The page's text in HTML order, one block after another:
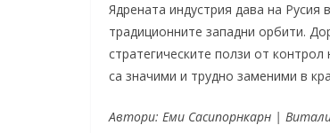
Ядрената индустрия дава на
традиционните западни орбити.
стратегическите ползи от
са значими и трудно заменими в
Автори: Еми Сасипорнкарн |